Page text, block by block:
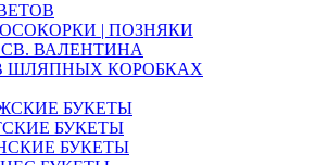
| ПОЗНЯКИ
ВАЛЕНТИНА
ШЛЯПНЫХ КОРОБКАХ
БУКЕТЫ
БУКЕТЫ
БУКЕТЫ